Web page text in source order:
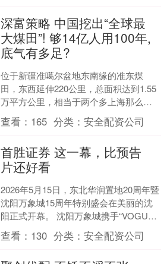
深富策略 中国挖出“全球最
大煤田”! 够14亿人用100年,
底气有多足?
位于新疆准噶尔盆地东南缘的准东煤
田，东西延伸220公里，总面积达到1.55
万平方公里，相当于两个多上海那么
大，预测煤炭资源储量高达3900亿吨，
被认为是全球已发....
查看： 165 分类：安全配资公司
首胜证券 这一幕，比预告
片还好看
2026年5月15日，东北华润置地20周年暨
沈阳万象城15周年特别盛会在美丽的沈
阳正式开幕。 沈阳万象城携手“VOGUE
Celebrates”以“致此刻至隽永....
查看： 130 分类：安全配资公司